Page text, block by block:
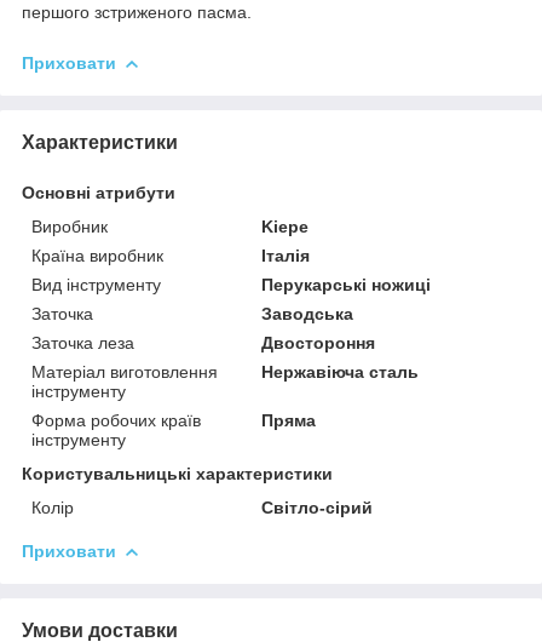
першого зстриженого пасма.
Приховати
Характеристики
Основні атрибути
Виробник
Kiepe
Країна виробник
Італія
Вид інструменту
Перукарські ножиці
Заточка
Заводська
Заточка леза
Двостороння
Матеріал виготовлення
інструменту
Нержавіюча сталь
Форма робочих країв
інструменту
Пряма
Користувальницькі характеристики
Колір
Світло-сірий
Приховати
Умови доставки